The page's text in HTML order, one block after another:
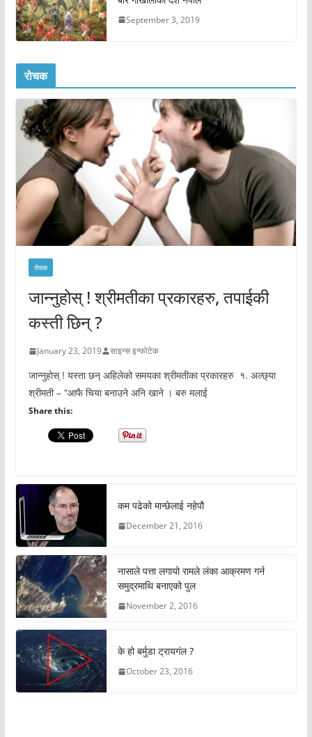
September 3, 2019
रोचक
रोचक
जान्नुहोस् ! श्रीमतीका प्रकारहरु, तपाईकी
कस्ती छिन् ?
January 23, 2019 साइन्स इन्फोटेक
जान्नुहोस् ! यस्ता छन् अहिलेको समयका श्रीमतीका प्रकारहरु १. अल्छ्या
श्रीमती – “आफै चिया बनाउने अनि खाने । बरु मलाई
Share this:
कम पढेको मान्छेलाई नहेपौ
December 21, 2016
नासाले पत्ता लगायो रामले लंका आक्रमण गर्न
समुद्रमाथि बनाएको पुल
November 2, 2016
के हो बर्मुडा ट्रायगंल ?
October 23, 2016